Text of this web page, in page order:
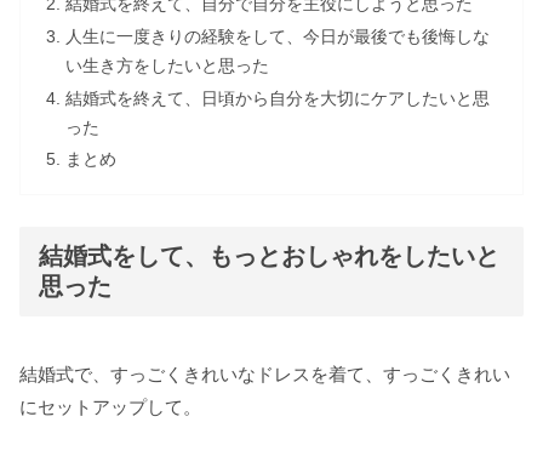
結婚式を終えて、自分で自分を主役にしようと思った
人生に一度きりの経験をして、今日が最後でも後悔しな
い生き方をしたいと思った
結婚式を終えて、日頃から自分を大切にケアしたいと思
った
まとめ
結婚式をして、もっとおしゃれをしたいと
思った
結婚式で、すっごくきれいなドレスを着て、すっごくきれい
にセットアップして。